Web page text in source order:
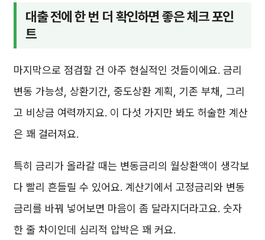
대출 전에 한 번 더 확인하면 좋은 체크 포인
트
마지막으로 점검할 건 아주 현실적인 것들이에요. 금리
변동 가능성, 상환기간, 중도상환 계획, 기존 부채, 그리
고 비상금 여력까지요. 이 다섯 가지만 봐도 허술한 계산
은 꽤 걸러져요.
특히 금리가 올라갈 때는 변동금리의 월상환액이 생각보
다 빨리 흔들릴 수 있어요. 계산기에서 고정금리와 변동
금리를 바꿔 넣어보면 마음이 좀 달라지더라고요. 숫자
한 줄 차이인데 심리적 압박은 꽤 커요.